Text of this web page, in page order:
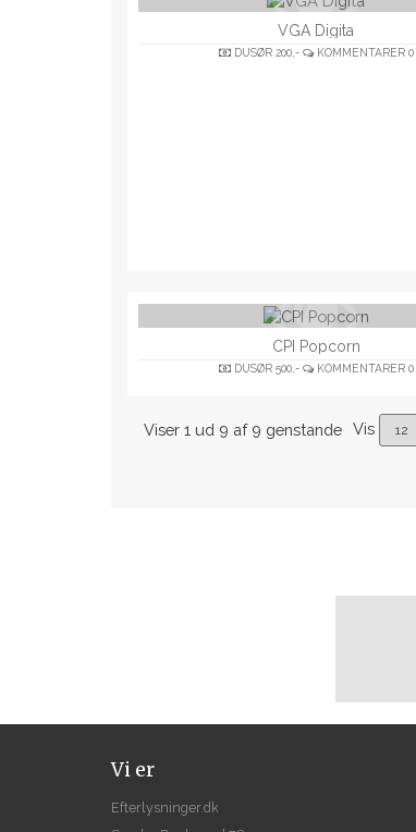
VGA Digita
DUSØR 200,- KOMMENTARER 0
CPI Popcorn
DUSØR 500,- KOMMENTARER 0
Viser 1 ud 9 af 9 genstande Vis
Vi er
Efterlysninger.dk